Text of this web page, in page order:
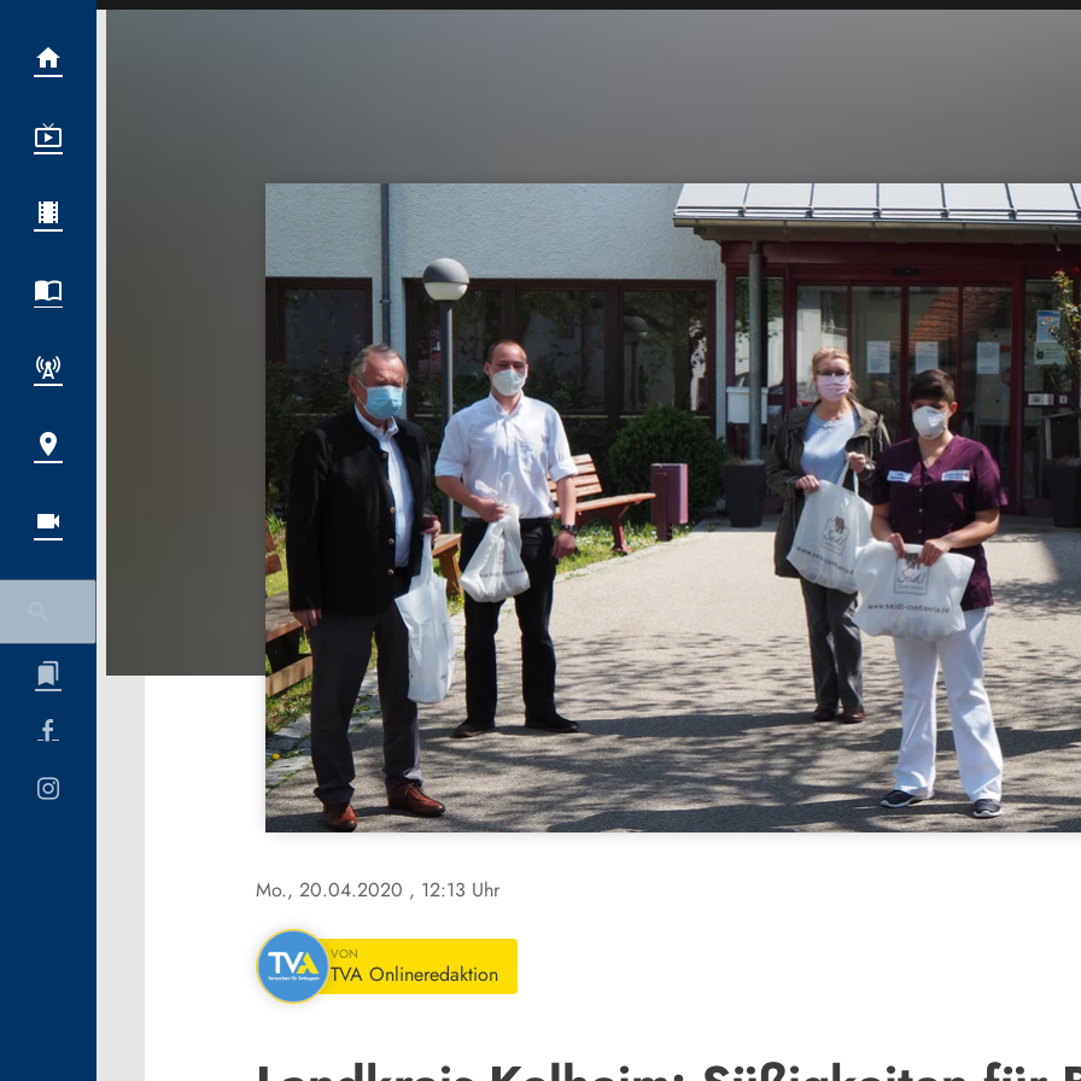
Mo., 20.04.2020 , 12:13 Uhr
VON
TVA Onlineredaktion